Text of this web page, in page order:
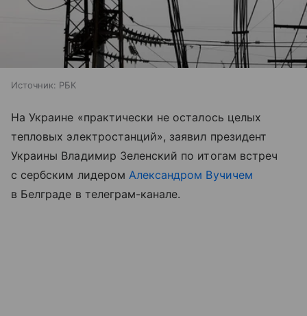
Источник: РБК
На Украине «практически не осталось целых
тепловых электростанций», заявил президент
Украины Владимир Зеленский по итогам встреч
с сербским лидером Александром Вучичем
в Белграде в телеграм-канале.